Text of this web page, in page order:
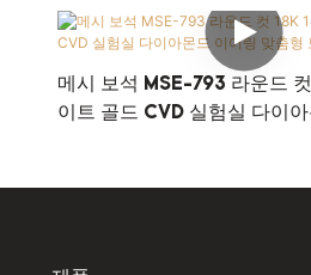
메시 보석 MSE-793 라운드
이트 골드 CVD 실험실 다이